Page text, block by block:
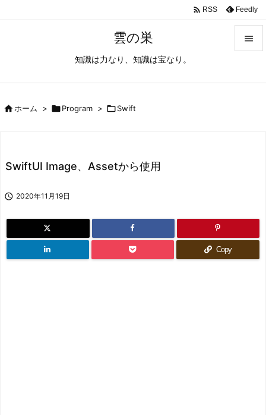
雲の巣
知識は力なり、知識は宝なり。

 RSS Feedly
ホーム > Program > Swift
SwiftUI Image、Assetから使用
 2020年11月19日
Copy